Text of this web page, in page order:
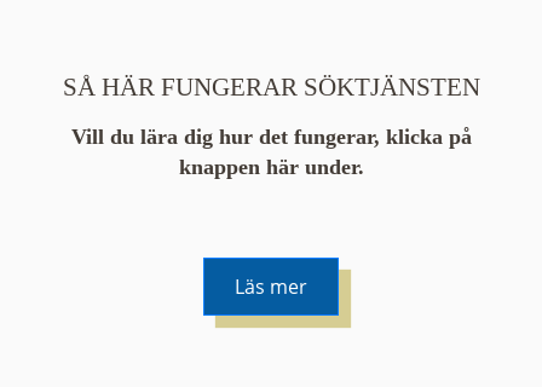
SÅ HÄR FUNGERAR SÖKTJÄNSTEN
Vill du lära dig hur det fungerar, klicka på
knappen här under.
Läs mer